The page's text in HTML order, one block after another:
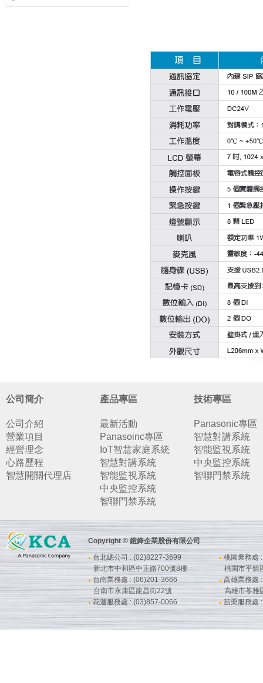
公司簡介
公司介紹
營業項目
經營理念
心路歷程
智慧開關代理店
產品專區
最新活動
Panasoinc專區
IoT智慧家庭系統
智慧對講系統
智能監視系統
中央監控系統
智聯門禁系統
技術專區
Panasonic專區
智慧對講系統
智能監視系統
中央監控系統
智聯門禁系統
Copyright © 鎧鋒企業股份有限公司
●台北總公司 : (02)8227-3699
新北市中和區中正路700號8樓
● 桃園業務處
桃園市平鎮
● 台南業務處 : (06)201-3666
台南市永康區龍昌街22號
●高雄業務處
高雄市苓雅
●花蓮服務處 : (03)857-0066 ● 苗栗服務處